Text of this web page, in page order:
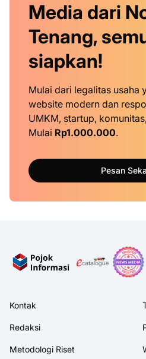
Media dari
Tenang,
siapkan!
Mulai dari legalitas usaha
website modern dan
UMKM, startup,
Mulai Rp1.000.000.
Pesan
Kontak
Redaksi
Metodologi Riset